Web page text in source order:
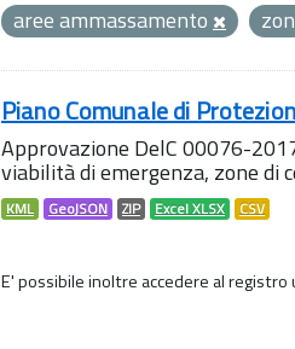
aree ammassamento
Piano Comunale di
Approvazione DelC 00076-
viabilità di emergenza, zone di
KML GeoJSON ZIP Excel XLSX CSV
E' possibile inoltre accedere al registro